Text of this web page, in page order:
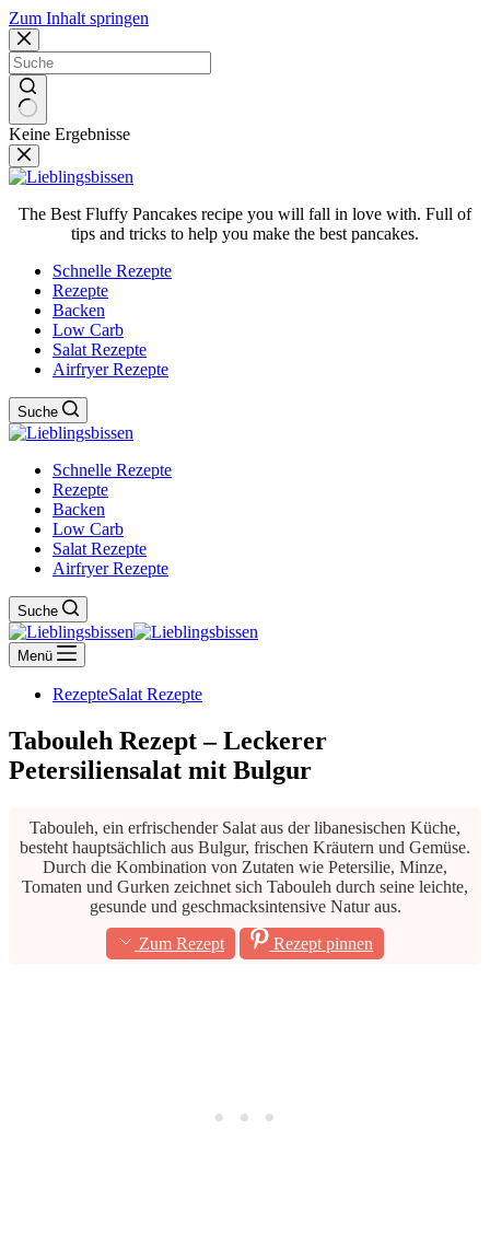
Zum Inhalt springen
Keine Ergebnisse
The Best Fluffy Pancakes recipe you will fall in love with. Full of
tips and tricks to help you make the best pancakes.
Schnelle Rezepte
Rezepte
Backen
Low Carb
Salat Rezepte
Airfryer Rezepte
Suche
Schnelle Rezepte
Rezepte
Backen
Low Carb
Salat Rezepte
Airfryer Rezepte
Suche
Menü
RezepteSalat Rezepte
Tabouleh Rezept – Leckerer
Petersiliensalat mit Bulgur
Tabouleh, ein erfrischender Salat aus der libanesischen Küche,
besteht hauptsächlich aus Bulgur, frischen Kräutern und Gemüse.
Durch die Kombination von Zutaten wie Petersilie, Minze,
Tomaten und Gurken zeichnet sich Tabouleh durch seine leichte,
gesunde und geschmacksintensive Natur aus.
Zum Rezept
Rezept pinnen